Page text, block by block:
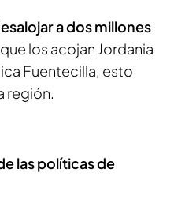
a dos millones
los acojan Jordania
Fuentecilla, esto
región.
las políticas de